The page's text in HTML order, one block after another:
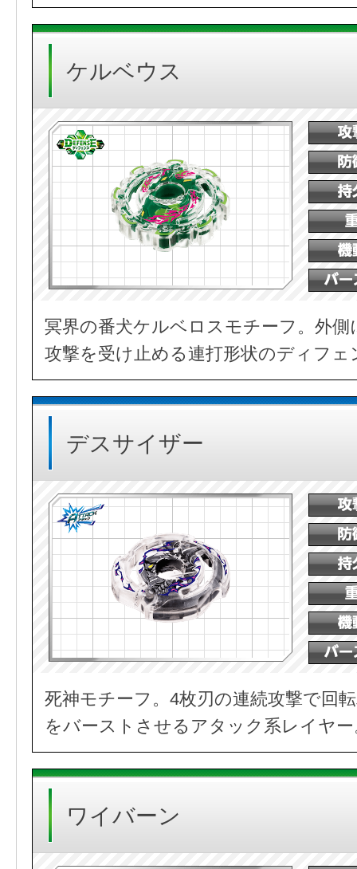
ケルベウス
冥界の番犬ケルベロスモチーフ。外
攻撃を受け止める連打形状のディフ
デスサイザー
死神モチーフ。4枚刃の連続攻撃で回
をバーストさせるアタック系レイヤー
ワイバーン